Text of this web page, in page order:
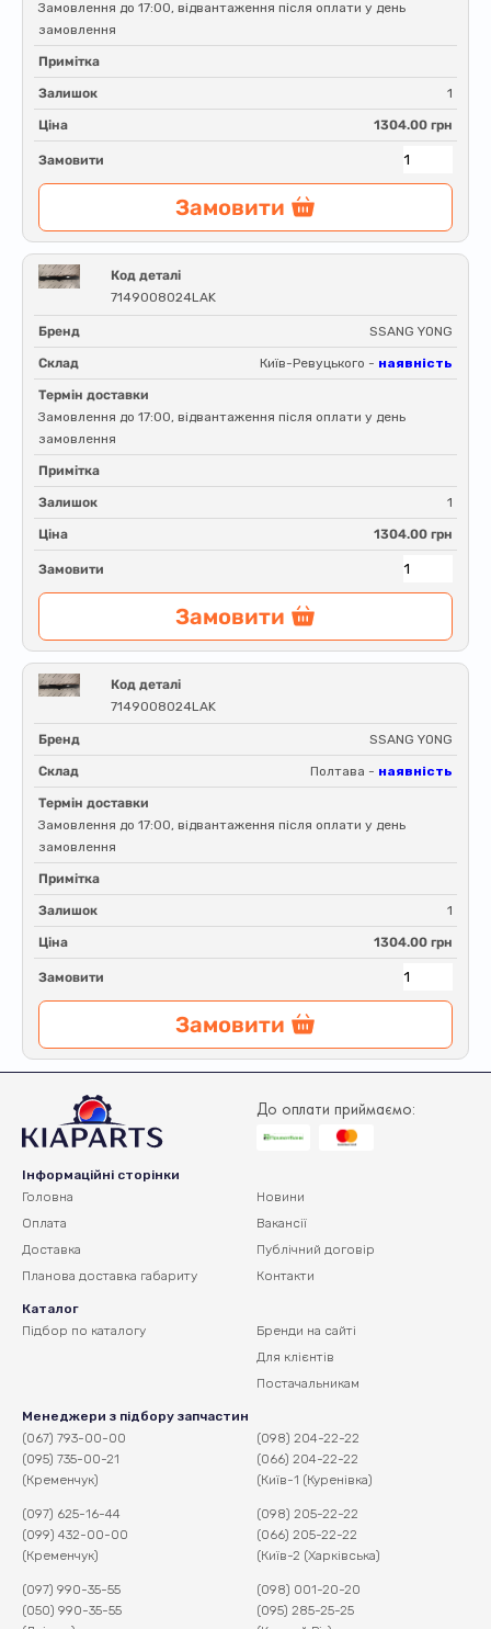
Замовлення до 17:00, відвантаження після оплати у день
замовлення
Примітка
Залишок 1
Ціна 1304.00 грн
Замовити
Замовити
Код деталі
7149008024LAK
Бренд SSANG YONG
Склад Київ-Ревуцького - наявність
Термін доставки
Замовлення до 17:00, відвантаження після оплати у день
замовлення
Примітка
Залишок 1
Ціна 1304.00 грн
Замовити
Замовити
Код деталі
7149008024LAK
Бренд SSANG YONG
Склад Полтава - наявність
Термін доставки
Замовлення до 17:00, відвантаження після оплати у день
замовлення
Примітка
Залишок 1
Ціна 1304.00 грн
Замовити
Замовити
До оплати приймаємо:
Інформаційні сторінки
Головна
Оплата
Доставка
Планова доставка габариту
Новини
Вакансії
Публічний договір
Контакти
Каталог
Підбор по каталогу
Бренди на сайті
Для клієнтів
Постачальникам
Менеджери з підбору запчастин
(067) 793-00-00
(095) 735-00-21
(Кременчук)
(097) 625-16-44
(099) 432-00-00
(Кременчук)
(097) 990-35-55
(050) 990-35-55
(098) 204-22-22
(066) 204-22-22
(Київ-1 (Куренівка)
(098) 205-22-22
(066) 205-22-22
(Київ-2 (Харківська)
(098) 001-20-20
(095) 285-25-25